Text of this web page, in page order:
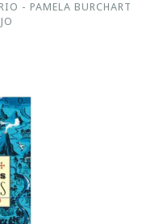
- PAMELA BURCHART